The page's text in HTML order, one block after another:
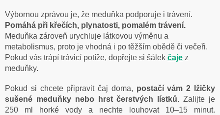
Výbornou zprávou je, že meduňka podporuje i trávení.
Pomáhá při křečích, plynatosti, pomalém trávení.
Meduňka zároveň urychluje látkovou výměnu a
metabolismus, proto je vhodná i po těžším obědě či večeři.
Pokud vás trápí trávicí potíže, dopřejte si šálek čaje z
meduňky.
Pokud si chcete připravit čaj doma, postačí vám 2 lžičky
sušené meduňky nebo hrst čerstvých lístků.Zalijte je
250 ml horké vody a nechte louhovat 10–15 minut.